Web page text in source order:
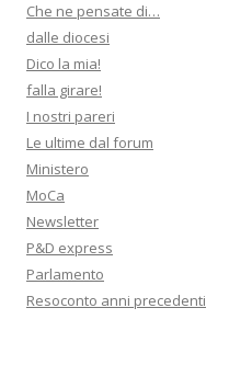
l
o
Che ne pensate di…
dalle diocesi
Dico la mia!
falla girare!
I nostri pareri
Le ultime dal forum
Ministero
MoCa
Newsletter
P&D express
Parlamento
Resoconto anni precedenti